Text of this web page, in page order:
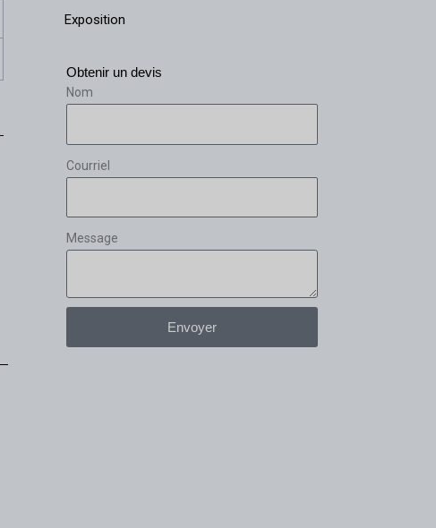
Exposition
Obtenir un devis
Nom
Courriel
Message
Envoyer